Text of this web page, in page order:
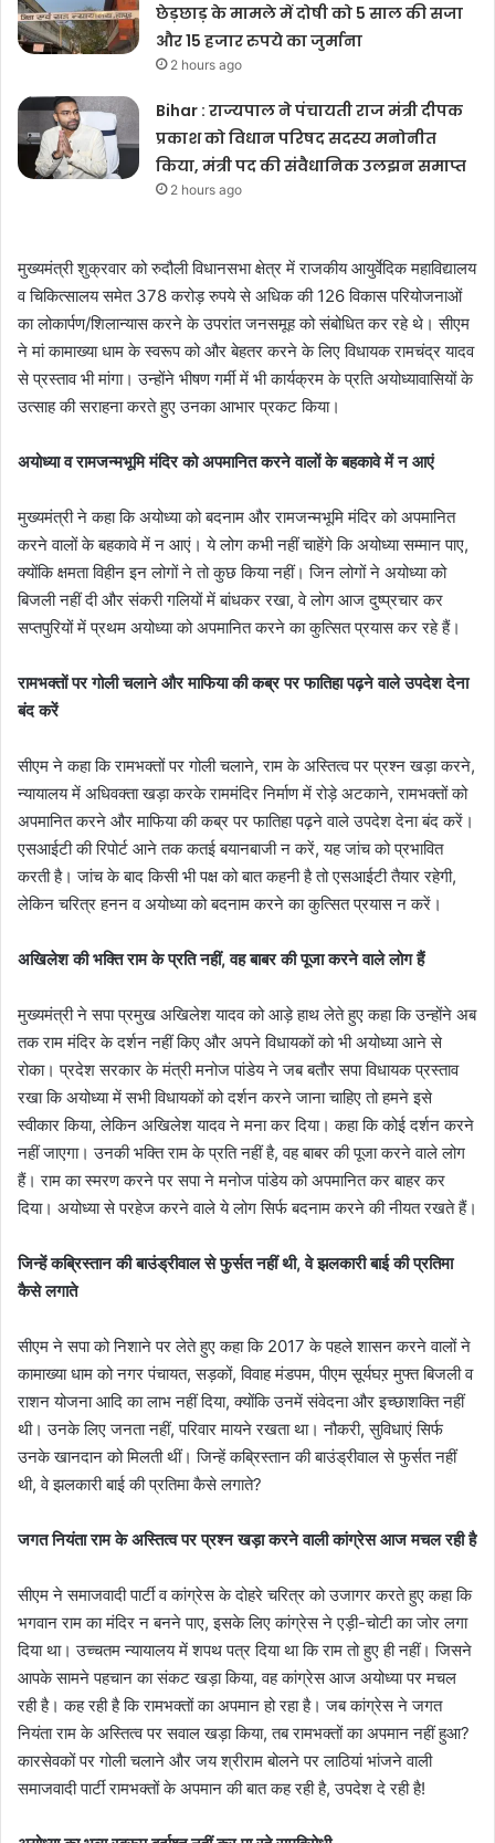
छेड़छाड़ के मामले में दोषी को 5 साल की सजा
और 15 हजार रुपये का जुर्माना
2 hours ago
Bihar : राज्यपाल ने पंचायती राज मंत्री दीपक
प्रकाश को विधान परिषद सदस्य मनोनीत
किया, मंत्री पद की संवैधानिक उलझन समाप्त
2 hours ago
मुख्यमंत्री शुक्रवार को रुदौली विधानसभा क्षेत्र में राजकीय आयुर्वेदिक महाविद्यालय
व चिकित्सालय समेत 378 करोड़ रुपये से अधिक की 126 विकास परियोजनाओं
का लोकार्पण/शिलान्यास करने के उपरांत जनसमूह को संबोधित कर रहे थे। सीएम
ने मां कामाख्या धाम के स्वरूप को और बेहतर करने के लिए विधायक रामचंद्र यादव
से प्रस्ताव भी मांगा। उन्होंने भीषण गर्मी में भी कार्यक्रम के प्रति अयोध्यावासियों के
उत्साह की सराहना करते हुए उनका आभार प्रकट किया।
अयोध्या व रामजन्मभूमि मंदिर को अपमानित करने वालों के बहकावे में न आएं
मुख्यमंत्री ने कहा कि अयोध्या को बदनाम और रामजन्मभूमि मंदिर को अपमानित
करने वालों के बहकावे में न आएं। ये लोग कभी नहीं चाहेंगे कि अयोध्या सम्मान पाए,
क्योंकि क्षमता विहीन इन लोगों ने तो कुछ किया नहीं। जिन लोगों ने अयोध्या को
बिजली नहीं दी और संकरी गलियों में बांधकर रखा, वे लोग आज दुष्प्रचार कर
सप्तपुरियों में प्रथम अयोध्या को अपमानित करने का कुत्सित प्रयास कर रहे हैं।
रामभक्तों पर गोली चलाने और माफिया की कब्र पर फातिहा पढ़ने वाले उपदेश देना
बंद करें
सीएम ने कहा कि रामभक्तों पर गोली चलाने, राम के अस्तित्व पर प्रश्न खड़ा करने,
न्यायालय में अधिवक्ता खड़ा करके राममंदिर निर्माण में रोड़े अटकाने, रामभक्तों को
अपमानित करने और माफिया की कब्र पर फातिहा पढ़ने वाले उपदेश देना बंद करें।
एसआईटी की रिपोर्ट आने तक कतई बयानबाजी न करें, यह जांच को प्रभावित
करती है। जांच के बाद किसी भी पक्ष को बात कहनी है तो एसआईटी तैयार रहेगी,
लेकिन चरित्र हनन व अयोध्या को बदनाम करने का कुत्सित प्रयास न करें।
अखिलेश की भक्ति राम के प्रति नहीं, वह बाबर की पूजा करने वाले लोग हैं
मुख्यमंत्री ने सपा प्रमुख अखिलेश यादव को आड़े हाथ लेते हुए कहा कि उन्होंने अब
तक राम मंदिर के दर्शन नहीं किए और अपने विधायकों को भी अयोध्या आने से
रोका। प्रदेश सरकार के मंत्री मनोज पांडेय ने जब बतौर सपा विधायक प्रस्ताव
रखा कि अयोध्या में सभी विधायकों को दर्शन करने जाना चाहिए तो हमने इसे
स्वीकार किया, लेकिन अखिलेश यादव ने मना कर दिया। कहा कि कोई दर्शन करने
नहीं जाएगा। उनकी भक्ति राम के प्रति नहीं है, वह बाबर की पूजा करने वाले लोग
हैं। राम का स्मरण करने पर सपा ने मनोज पांडेय को अपमानित कर बाहर कर
दिया। अयोध्या से परहेज करने वाले ये लोग सिर्फ बदनाम करने की नीयत रखते हैं।
जिन्हें कब्रिस्तान की बाउंड्रीवाल से फुर्सत नहीं थी, वे झलकारी बाई की प्रतिमा
कैसे लगाते
सीएम ने सपा को निशाने पर लेते हुए कहा कि 2017 के पहले शासन करने वालों ने
कामाख्या धाम को नगर पंचायत, सड़कों, विवाह मंडपम, पीएम सूर्यघऱ मुफ्त बिजली व
राशन योजना आदि का लाभ नहीं दिया, क्योंकि उनमें संवेदना और इच्छाशक्ति नहीं
थी। उनके लिए जनता नहीं, परिवार मायने रखता था। नौकरी, सुविधाएं सिर्फ
उनके खानदान को मिलती थीं। जिन्हें कब्रिस्तान की बाउंड्रीवाल से फुर्सत नहीं
थी, वे झलकारी बाई की प्रतिमा कैसे लगाते?
जगत नियंता राम के अस्तित्व पर प्रश्न खड़ा करने वाली कांग्रेस आज मचल रही है
सीएम ने समाजवादी पार्टी व कांग्रेस के दोहरे चरित्र को उजागर करते हुए कहा कि
भगवान राम का मंदिर न बनने पाए, इसके लिए कांग्रेस ने एड़ी-चोटी का जोर लगा
दिया था। उच्चतम न्यायालय में शपथ पत्र दिया था कि राम तो हुए ही नहीं। जिसने
आपके सामने पहचान का संकट खड़ा किया, वह कांग्रेस आज अयोध्या पर मचल
रही है। कह रही है कि रामभक्तों का अपमान हो रहा है। जब कांग्रेस ने जगत
नियंता राम के अस्तित्व पर सवाल खड़ा किया, तब रामभक्तों का अपमान नहीं हुआ?
कारसेवकों पर गोली चलाने और जय श्रीराम बोलने पर लाठियां भांजने वाली
समाजवादी पार्टी रामभक्तों के अपमान की बात कह रही है, उपदेश दे रही है!